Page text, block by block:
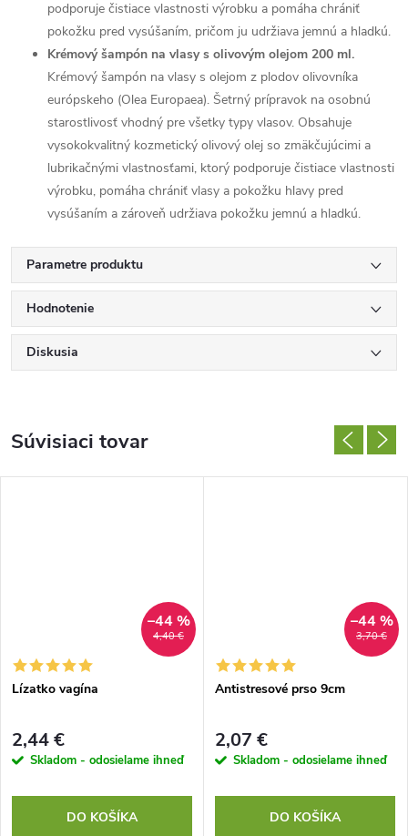
podporuje čistiace vlastnosti výrobku a pomáha chrániť
pokožku pred vysúšaním, pričom ju udržiava jemnú a hladkú.
Krémový šampón na vlasy s olivovým olejom 200 ml.
Krémový šampón na vlasy s olejom z plodov olivovníka
európskeho (Olea Europaea). Šetrný prípravok na osobnú
starostlivosť vhodný pre všetky typy vlasov. Obsahuje
vysokokvalitný kozmetický olivový olej so zmäkčujúcimi a
lubrikačnými vlastnosťami, ktorý podporuje čistiace vlastnosti
výrobku, pomáha chrániť vlasy a pokožku hlavy pred
vysúšaním a zároveň udržiava pokožku jemnú a hladkú.
Parametre produktu
Hodnotenie
Diskusia
Súvisiaci tovar
4,40 €
–44 %
Lízatko vagína
2,44 €
Skladom - odosielame ihneď
DO KOŠÍKA
3,70 €
–44 %
Antistresové prso 9cm
2,07 €
Skladom - odosielame ihneď
DO KOŠÍKA